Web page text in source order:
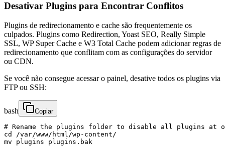
Desativar Plugins para Encontrar Conflitos
Plugins de redirecionamento e cache são frequentemente os
culpados. Plugins como Redirection, Yoast SEO, Really Simple
SSL, WP Super Cache e W3 Total Cache podem adicionar regras de
redirecionamento que conflitam com as configurações do servidor
ou CDN.
Se você não consegue acessar o painel, desative todos os plugins via
FTP ou SSH:
bash Copiar
# Rename the plugins folder to disable all plugins at
cd /var/www/html/wp-content/
mv plugins plugins.bak